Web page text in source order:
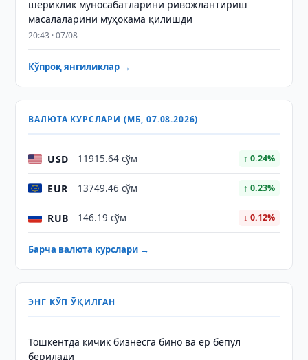
шериклик муносабатларини ривожлантириш
масалаларини муҳокама қилишди
20:43 · 07/08
Кўпроқ янгиликлар →
ВАЛЮТА КУРСЛАРИ (МБ, 07.08.2026)
USD 11915.64 сўм ↑ 0.24%
EUR 13749.46 сўм ↑ 0.23%
RUB 146.19 сўм ↓ 0.12%
Барча валюта курслари →
ЭНГ КЎП ЎҚИЛГАН
Тошкентда кичик бизнесга бино ва ер бепул
берилади